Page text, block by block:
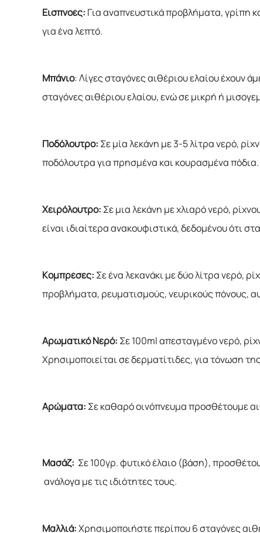
Εισπνοές: Για αναπνευστικά προβλήματα, γρίπη
για ένα λεπτό.
Μπάνιο: Λίγες σταγόνες αιθέριου ελαίου έχουν
σταγόνες αιθέριου ελαίου, ενώ σε μικρή ή
Ποδόλουτρο: Σε μία λεκάνη με 3-5 λίτρα νερό,
ποδόλουτρα για πρησμένα και κουρασμένα
Χειρόλουτρο: Σε μια λεκάνη με χλιαρό νερό,
είναι ιδιαίτερα ανακουφιστικά, δεδομένου ότι
Κομπρέσες: Σε ένα λεκανάκι με δύο λίτρα νερό,
προβλήματα, ρευματισμούς, νευρικούς πόνους,
Αρωματικό Νερό: Σε 100ml απεσταγμένο νερό,
Χρησιμοποιείται σε δερματίτιδες, για τόνωση
Αρώματα: Σε καθαρό οινόπνευμα προσθέτουμε
Μασάζ: Σε 100γρ. φυτικό έλαιο (βάση),
ανάλογα με τις ιδιότητες τους.
Μαλλιά:Χρησιμοποιήστε περίπου 6 σταγόνες